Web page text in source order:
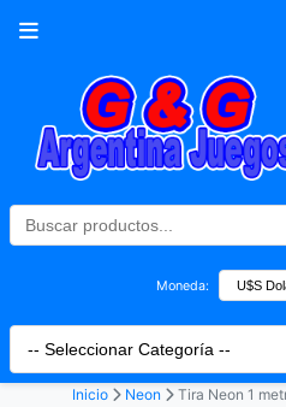
Moneda:
Inicio Neon
Tira Neon 1